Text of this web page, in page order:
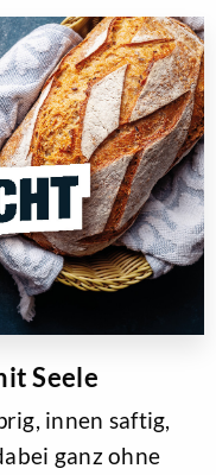
Seele
innen saftig,
ganz ohne